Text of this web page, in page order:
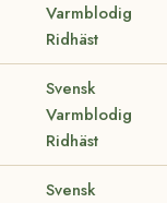
Varmblodig
Ridhäst
Svensk
Varmblodig
Ridhäst
Svensk